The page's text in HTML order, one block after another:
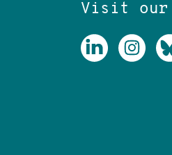
Visit our